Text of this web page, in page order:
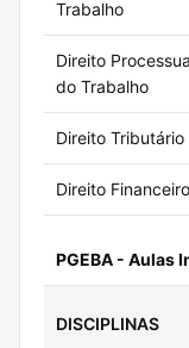
Trabalho
Direito
do Trabalho
Direito Tributário
Direito Financeiro
PGEBA - Aulas
DISCIPLINAS